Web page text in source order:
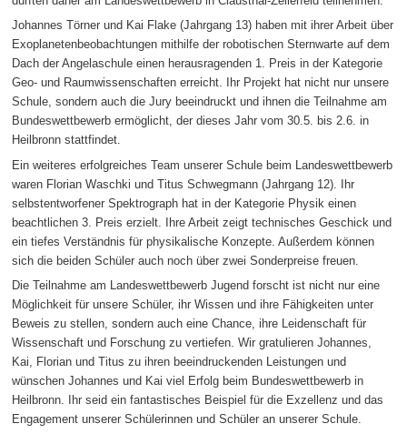
Johannes Törner und Kai Flake (Jahrgang 13) haben mit ihrer Arbeit über
Exoplanetenbeobachtungen mithilfe der robotischen Sternwarte auf dem
Dach der Angelaschule einen herausragenden 1. Preis in der Kategorie
Geo- und Raumwissenschaften erreicht. Ihr Projekt hat nicht nur unsere
Schule, sondern auch die Jury beeindruckt und ihnen die Teilnahme am
Bundeswettbewerb ermöglicht, der dieses Jahr vom 30.5. bis 2.6. in
Heilbronn stattfindet.
Ein weiteres erfolgreiches Team unserer Schule beim Landeswettbewerb
waren Florian Waschki und Titus Schwegmann (Jahrgang 12). Ihr
selbstentworfener Spektrograph hat in der Kategorie Physik einen
beachtlichen 3. Preis erzielt. Ihre Arbeit zeigt technisches Geschick und
ein tiefes Verständnis für physikalische Konzepte. Außerdem können
sich die beiden Schüler auch noch über zwei Sonderpreise freuen.
Die Teilnahme am Landeswettbewerb Jugend forscht ist nicht nur eine
Möglichkeit für unsere Schüler, ihr Wissen und ihre Fähigkeiten unter
Beweis zu stellen, sondern auch eine Chance, ihre Leidenschaft für
Wissenschaft und Forschung zu vertiefen. Wir gratulieren Johannes,
Kai, Florian und Titus zu ihren beeindruckenden Leistungen und
wünschen Johannes und Kai viel Erfolg beim Bundeswettbewerb in
Heilbronn. Ihr seid ein fantastisches Beispiel für die Exzellenz und das
Engagement unserer Schülerinnen und Schüler an unserer Schule.